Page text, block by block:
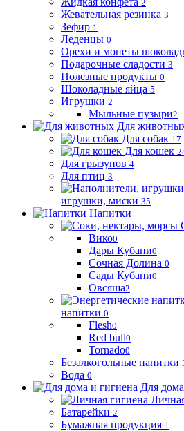
2
Жевательная резинка 3
Зефир 1
Леденцы 0
Орехи и монеты
Подарочные сладости 3
Полезные продукты 0
Шоколадные яйца 5
Игрушки 2
Мыльные пузыри2
Для
Для собак 17
Для кошек
Для грызунов 4
Для птиц 3
игрушки, миски 35
Напитки
Вико0
Дары Кубани0
Сочная Долина 0
Сады Кубани0
Овсяша2
напитки 0
Flesh0
Red bull0
Tornado0
Безалкогольные напитки
Вода 0
Для
Батарейки 2
Бумажная продукция 1